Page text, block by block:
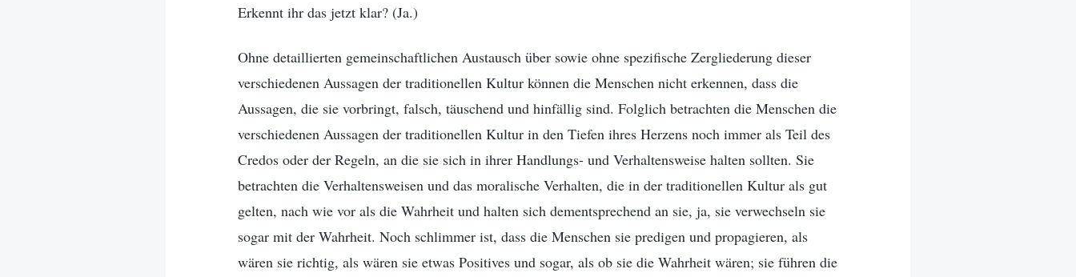
Erkennt ihr das jetzt klar? (Ja.)
Ohne detaillierten gemeinschaftlichen Austausch über sowie ohne spezifische Zergliederung dieser
verschiedenen Aussagen der traditionellen Kultur können die Menschen nicht erkennen, dass die
Aussagen, die sie vorbringt, falsch, täuschend und hinfällig sind. Folglich betrachten die Menschen die
verschiedenen Aussagen der traditionellen Kultur in den Tiefen ihres Herzens noch immer als Teil des
Credos oder der Regeln, an die sie sich in ihrer Handlungs- und Verhaltensweise halten sollten. Sie
betrachten die Verhaltensweisen und das moralische Verhalten, die in der traditionellen Kultur als gut
gelten, nach wie vor als die Wahrheit und halten sich dementsprechend an sie, ja, sie verwechseln sie
sogar mit der Wahrheit. Noch schlimmer ist, dass die Menschen sie predigen und propagieren, als
wären sie richtig, als wären sie etwas Positives und sogar, als ob sie die Wahrheit wären; sie führen die